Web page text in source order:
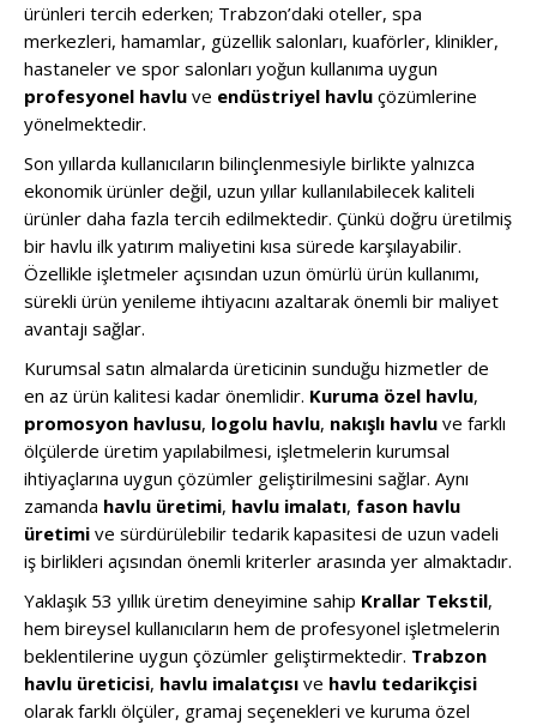
ürünleri tercih ederken; Trabzon’daki oteller, spa
merkezleri, hamamlar, güzellik salonları, kuaförler, klinikler,
hastaneler ve spor salonları yoğun kullanıma uygun
profesyonel havlu ve endüstriyel havlu çözümlerine
yönelmektedir.
Son yıllarda kullanıcıların bilinçlenmesiyle birlikte yalnızca
ekonomik ürünler değil, uzun yıllar kullanılabilecek kaliteli
ürünler daha fazla tercih edilmektedir. Çünkü doğru üretilmiş
bir havlu ilk yatırım maliyetini kısa sürede karşılayabilir.
Özellikle işletmeler açısından uzun ömürlü ürün kullanımı,
sürekli ürün yenileme ihtiyacını azaltarak önemli bir maliyet
avantajı sağlar.
Kurumsal satın almalarda üreticinin sunduğu hizmetler de
en az ürün kalitesi kadar önemlidir. Kuruma özel havlu,
promosyon havlusu, logolu havlu, nakışlı havlu ve farklı
ölçülerde üretim yapılabilmesi, işletmelerin kurumsal
ihtiyaçlarına uygun çözümler geliştirilmesini sağlar. Aynı
zamanda havlu üretimi, havlu imalatı, fason havlu
üretimi ve sürdürülebilir tedarik kapasitesi de uzun vadeli
iş birlikleri açısından önemli kriterler arasında yer almaktadır.
Yaklaşık 53 yıllık üretim deneyimine sahip Krallar Tekstil,
hem bireysel kullanıcıların hem de profesyonel işletmelerin
beklentilerine uygun çözümler geliştirmektedir. Trabzon
havlu üreticisi, havlu imalatçısı ve havlu tedarikçisi
olarak farklı ölçüler, gramaj seçenekleri ve kuruma özel